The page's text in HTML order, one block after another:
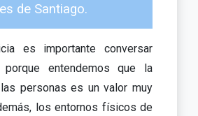
de Santiago.
es importante conversar
entendemos que la
personas es un valor muy
los entornos físicos de